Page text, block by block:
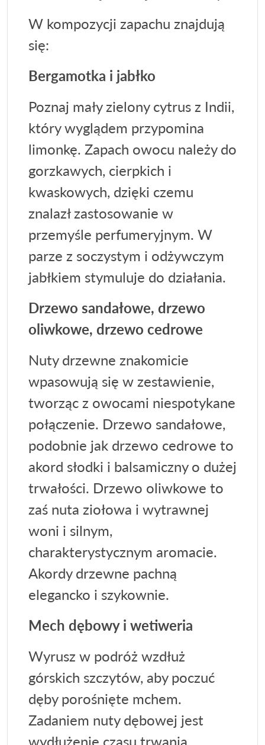
W kompozycji zapachu znajdują
się:
Bergamotka i jabłko
Poznaj mały zielony cytrus z Indii,
który wyglądem przypomina
limonkę. Zapach owocu należy do
gorzkawych, cierpkich i
kwaskowych, dzięki czemu
znalazł zastosowanie w
przemyśle perfumeryjnym. W
parze z soczystym i odżywczym
jabłkiem stymuluje do działania.
Drzewo sandałowe, drzewo
oliwkowe, drzewo cedrowe
Nuty drzewne znakomicie
wpasowują się w zestawienie,
tworząc z owocami niespotykane
połączenie. Drzewo sandałowe,
podobnie jak drzewo cedrowe to
akord słodki i balsamiczny o dużej
trwałości. Drzewo oliwkowe to
zaś nuta ziołowa i wytrawnej
woni i silnym,
charakterystycznym aromacie.
Akordy drzewne pachną
elegancko i szykownie.
Mech dębowy i wetiweria
Wyrusz w podróż wzdłuż
górskich szczytów, aby poczuć
dęby porośnięte mchem.
Zadaniem nuty dębowej jest
wydłużenie czasu trwania